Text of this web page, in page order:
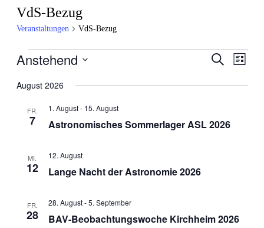
VdS-Bezug
Veranstaltungen VdS-Bezug
Veranstaltungen
und
Suche
Liste
Anstehend
wählen.
August 2026
FR.
7 Astronomisches Sommerlager ASL 2026
1. August- 15. August
MI.
12 Lange Nacht der Astronomie 2026
12. August
FR.
28 BAV-Beobachtungswoche Kirchheim 2026
28. August-5. September